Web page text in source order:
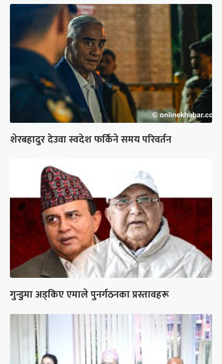
शेरबहादुर देउवा स्वदेश फर्किने समय परिवर्तन
गुन्डुमा अड्किए एमाले पुनर्गठनका प्रस्तावहरू